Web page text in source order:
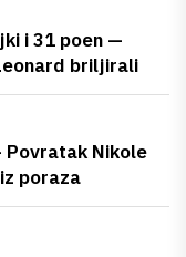
i 31 poen —
briljirali
Nikole
poraza